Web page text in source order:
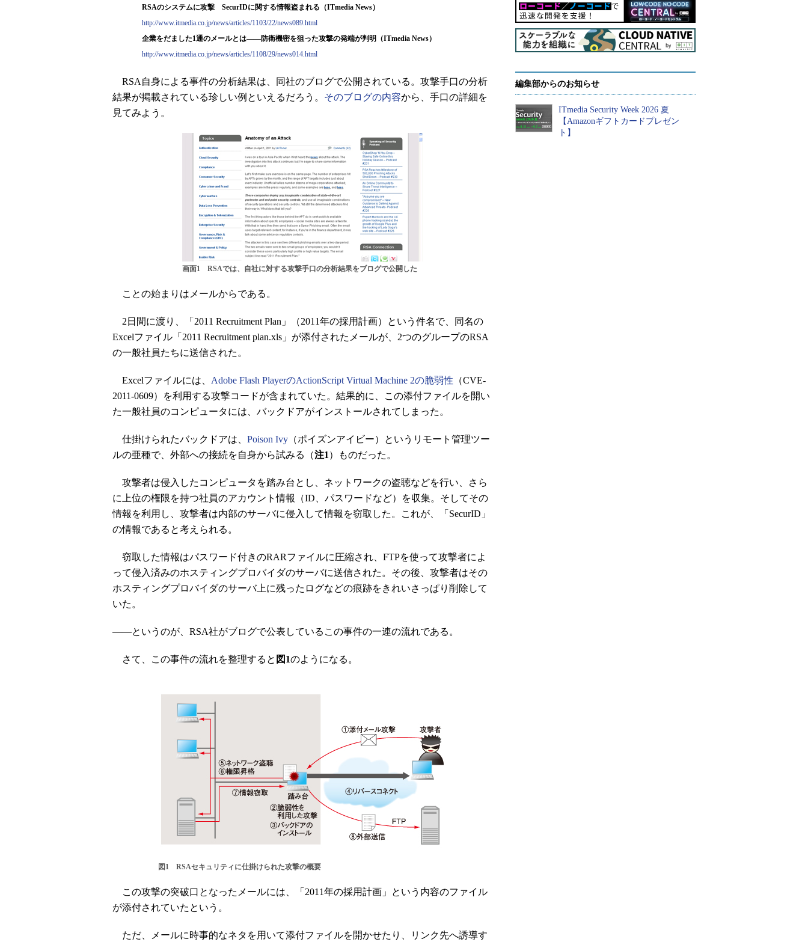
RSAのシステムに攻撃 SecurIDに関する情報盗まれる（ITmedia News）
http://www.itmedia.co.jp/news/articles/1103/22/news089.html
企業をだました1通のメールとは――防衛機密を狙った攻撃の発端が判明（ITmedia News）
http://www.itmedia.co.jp/news/articles/1108/29/news014.html
RSA自身による事件の分析結果は、同社のブログで公開されている。攻撃手口の分析
結果が掲載されている珍しい例といえるだろう。 そのブログの内容から、手口の詳細を
見てみよう。
画面1 RSAでは、自社に対する攻撃手口の分析結果をブログで公開した
ことの始まりはメールからである。
2日間に渡り、「2011 Recruitment Plan」（2011年の採用計画）という件名で、同名の
Excelファイル「2011 Recruitment plan.xls」が添付されたメールが、2つのグループのRSA
の一般社員たちに送信された。
Excelファイルには、 Adobe Flash PlayerのActionScript Virtual Machine 2の脆弱性 （CVE-
2011-0609）を利用する攻撃コードが含まれていた。結果的に、この添付ファイルを開い
た一般社員のコンピュータには、バックドアがインストールされてしまった。
仕掛けられたバックドアは、 Poison Ivy （ポイズンアイビー）というリモート管理ツー
ルの亜種で、外部への接続を自身から試みる（注1 ）ものだった。
攻撃者は侵入したコンピュータを踏み台とし、ネットワークの盗聴などを行い、さら
に上位の権限を持つ社員のアカウント情報（ID、パスワードなど）を収集。そしてその
情報を利用し、攻撃者は内部のサーバに侵入して情報を窃取した。これが、「SecurID」
の情報であると考えられる。
窃取した情報はパスワード付きのRARファイルに圧縮され、FTPを使って攻撃者によ
って侵入済みのホスティングプロバイダのサーバに送信された。その後、攻撃者はその
ホスティングプロバイダのサーバ上に残ったログなどの痕跡をきれいさっぱり削除して
いた。
――というのが、RSA社がブログで公表しているこの事件の一連の流れである。
さて、この事件の流れを整理すると 図1のようになる。
図1 RSAセキュリティに仕掛けられた攻撃の概要
この攻撃の突破口となったメールには、「2011年の採用計画」という内容のファイル
が添付されていたという。
ただ、メールに時事的なネタを用いて添付ファイルを開かせたり、リンク先へ誘導す
編集部からのお知らせ
ITmedia Security Week 2026 夏
【Amazonギフトカードプレゼン
ト】